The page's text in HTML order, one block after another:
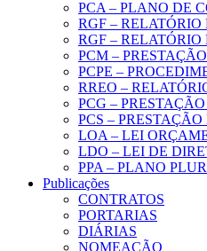
PCA – PLANO DE
RGF –
RGF –
PCM –
PCPE –
RREO –
PCG –
PCS –
LOA – LEI
LDO – LEI DE
PPA – PLANO
Publicações
CONTRATOS
PORTARIAS
DIÁRIAS
NOMEAÇÃO